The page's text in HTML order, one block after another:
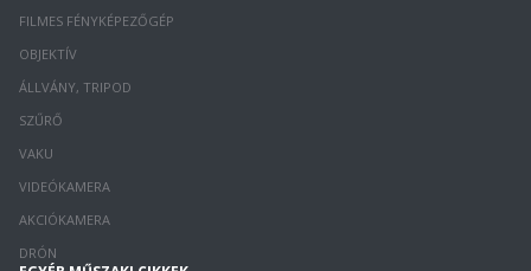
FILMES FÉNYKÉPEZŐGÉP
OBJEKTÍV
ÁLLVÁNY, TRIPOD
SZŰRŐ
VAKU
VIDEÓKAMERA
AKCIÓKAMERA
DRÓN